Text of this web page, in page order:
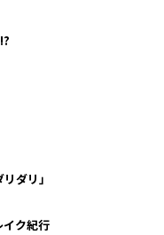
ダリ」
イク紀行